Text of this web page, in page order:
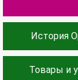
История
Товары и